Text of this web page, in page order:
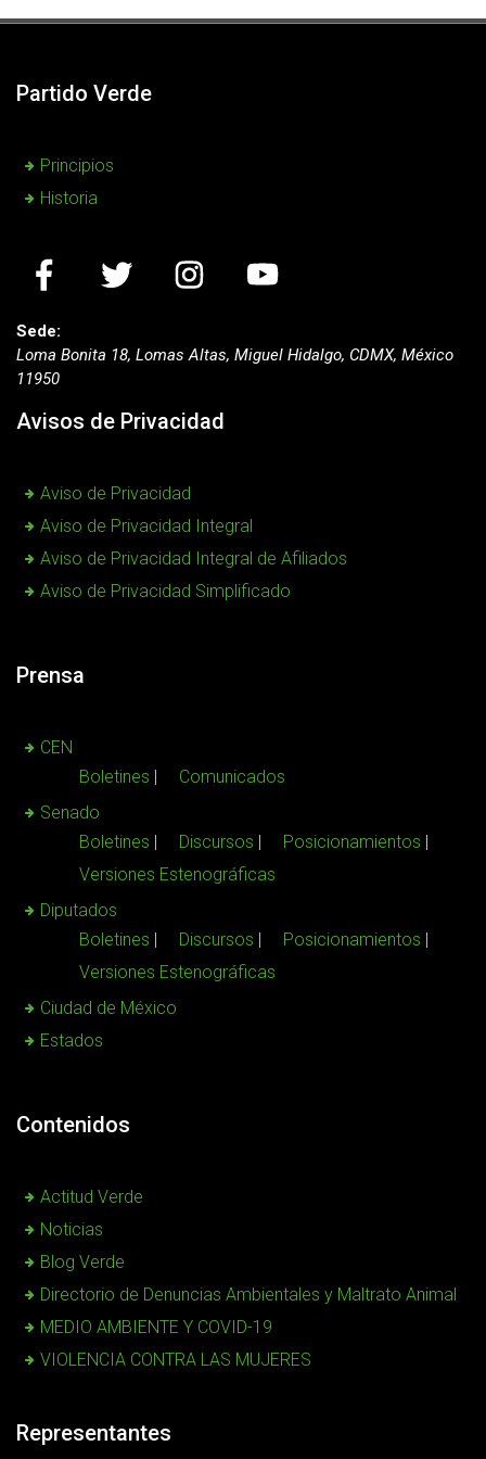
Partido Verde
Principios
Historia
Sede:
Loma Bonita 18, Lomas Altas, Miguel Hidalgo, CDMX, México
11950
Avisos de Privacidad
Aviso de Privacidad
Aviso de Privacidad Integral
Aviso de Privacidad Integral de Afiliados
Aviso de Privacidad Simplificado
Prensa
CEN
Boletines
Comunicados
Senado
Boletines
Discursos
Posicionamientos
Versiones Estenográficas
Diputados
Boletines
Discursos
Posicionamientos
Versiones Estenográficas
Ciudad de México
Estados
Contenidos
Actitud Verde
Noticias
Blog Verde
Directorio de Denuncias Ambientales y Maltrato Animal
MEDIO AMBIENTE Y COVID-19
VIOLENCIA CONTRA LAS MUJERES
Representantes